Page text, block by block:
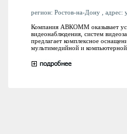
регион: Ростов-на-Дону ,
Компания АВКОММ оказывает
видеонаблюдения, систем
предлагает комплексное
мультимедийной и